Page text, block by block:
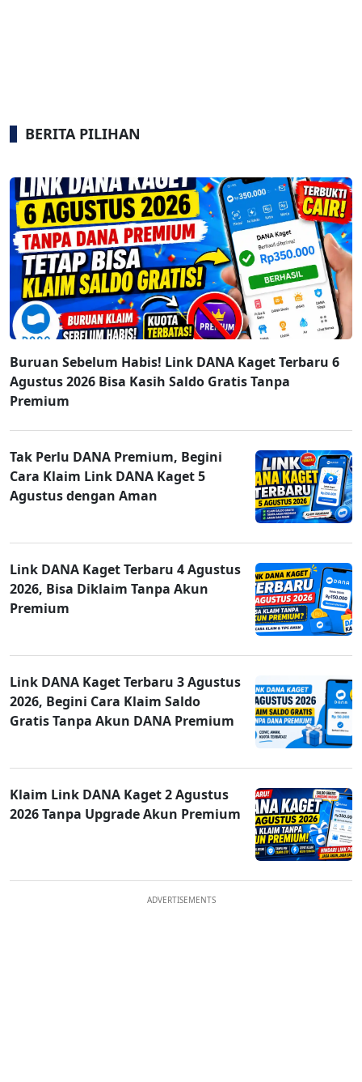
BERITA PILIHAN
Buruan Sebelum Habis! Link DANA Kaget Terbaru 6
Agustus 2026 Bisa Kasih Saldo Gratis Tanpa
Premium
Tak Perlu DANA Premium, Begini
Cara Klaim Link DANA Kaget 5
Agustus dengan Aman
Link DANA Kaget Terbaru 4 Agustus
2026, Bisa Diklaim Tanpa Akun
Premium
Link DANA Kaget Terbaru 3 Agustus
2026, Begini Cara Klaim Saldo
Gratis Tanpa Akun DANA Premium
Klaim Link DANA Kaget 2 Agustus
2026 Tanpa Upgrade Akun Premium
ADVERTISEMENTS